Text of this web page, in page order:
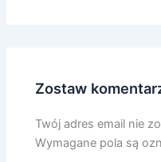
Zostaw
Twój adres email nie
Wymagane pola są